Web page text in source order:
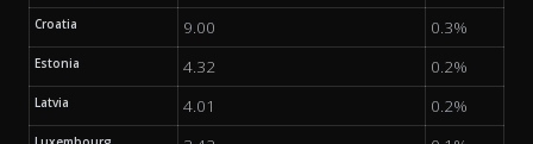
Croatia 9.00 0.3%
Estonia 4.32 0.2%
Latvia 4.01 0.2%